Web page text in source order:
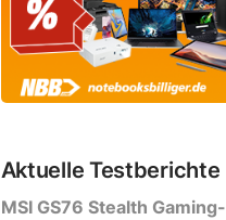
Aktuelle Testberichte
MSI GS76 Stealth Gaming-